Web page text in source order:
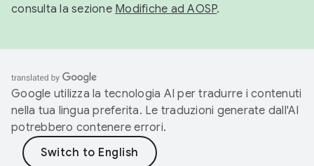
consulta la sezione Modifiche ad AOSP.
Google utilizza la tecnologia AI per tradurre i contenuti
nella tua lingua preferita. Le traduzioni generate dall'AI
potrebbero contenere errori.